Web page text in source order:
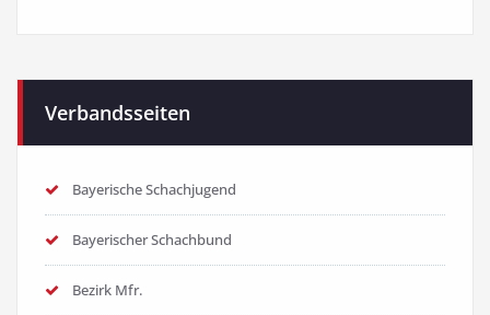
Verbandsseiten
Bayerische Schachjugend
Bayerischer Schachbund
Bezirk Mfr.